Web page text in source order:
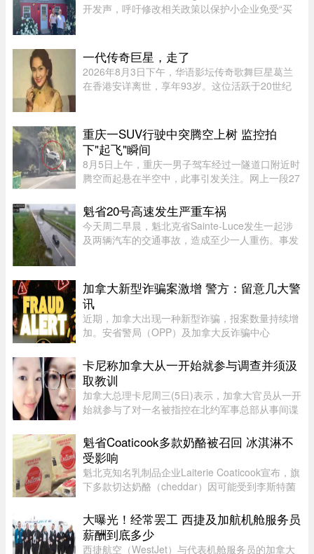
开发声，呼吁修改相关政策以保护小企业免受“买
Cosgrove 和 Matt Penney 夫 ...
一代传奇巨星，走了
2026年8月3日下午，华语影坛传奇歌舞巨星葛兰
在香港安详离世，享年93岁。这位活跃于20世纪
片。她的离去，带走了一个流 ...
重庆一SUV行驶中突腾空上树 监控拍
下"起飞"瞬间
8月5日上午，重庆一男子驾车经过一隧道口附近时
腾空而起悬在半空中，此事引发关注。网上一段27
道，其前方右边是一处转弯，前端左侧是一个隧道
口，当车驶至该隧道口附近时 ...
魁省20号高速发生严重车祸
今天周二早晨，魁北克省Sainte-Luce发生一起涉
及两辆汽车的交通事故，造成至少一人重伤。事发
处。目前事故具体原因尚未公布 ...
加拿大新型诈骗案激增 警方：留意几大警
讯
近期，加拿大出现一种新型诈骗，报案数量持续增
加。安省警局（OPP）及加拿大反诈骗中心
府机构，已针对这类手法日益复杂的骗局发出警
告。加拿大四大电信公司——罗渣士 ...
卡尼称加拿大从一开始就参与调查并须汲
取教训
加拿大总理卡尼周三(5日)表示，加拿大官员从一开
始就参与了对一名被指控在北约军事总部从事间谍
道，卡尼表示加拿大应该从这类事件中汲取教训，
但并未明确表示加拿大正在 ...
魁省Coaticook多款奶酪被召回 冰淇淋不
受影响
魁北克知名乳制品企业Laiterie Coaticook宣布，旗
下多款切达奶酪（cheddar）因可能受到李斯特菌
产批次，初步判断为交叉污染导致。召回涉及多种
规格的温和切达奶酪，包 ...
大曝光！经常罢工 西捷及加航机舱服务员
薪酬到底多少
西捷航空（WestJet）与代表机舱服务员的加拿大